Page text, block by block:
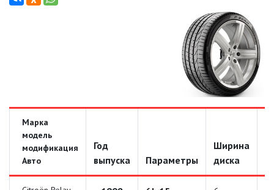
Марка
модель
модификация
Авто
Год
выпуска
Параметры
Ширина
диска